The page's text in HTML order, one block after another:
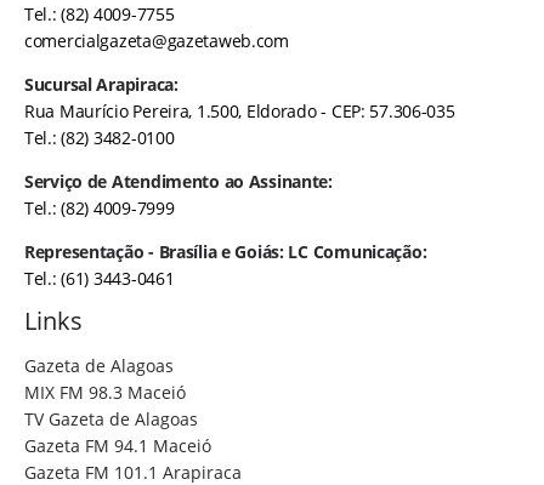
Tel.: (82) 4009-7755
comercialgazeta@gazetaweb.com
Sucursal Arapiraca:
Rua Maurício Pereira, 1.500, Eldorado - CEP: 57.306-035
Tel.: (82) 3482-0100
Serviço de Atendimento ao Assinante:
Tel.: (82) 4009-7999
Representação - Brasília e Goiás: LC Comunicação:
Tel.: (61) 3443-0461
Links
Gazeta de Alagoas
MIX FM 98.3 Maceió
TV Gazeta de Alagoas
Gazeta FM 94.1 Maceió
Gazeta FM 101.1 Arapiraca